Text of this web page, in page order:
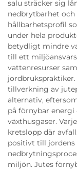
salu sträcker sig
nedbrytbarhet
hållbarhetsprofil
under hela
betydligt mindre
till ett
vattenresurser
tillverkning av
alternativ,
på förnybar
växthusgaser.
kretslopp där
positivt till jordens
miljön. Jutes